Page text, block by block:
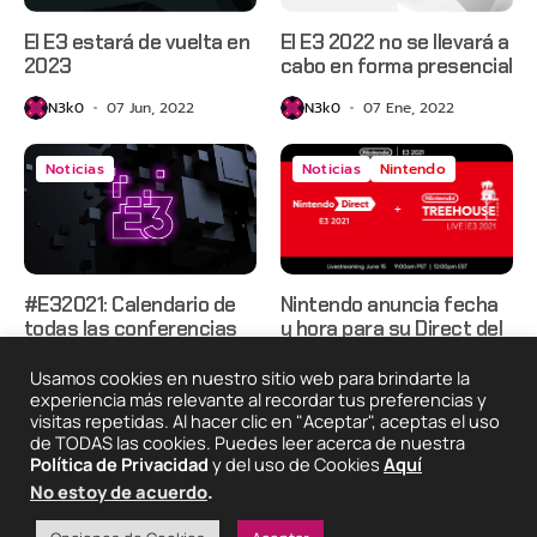
El E3 estará de vuelta en
2023
N3k0 07 Jun, 2022
El E3 2022 no se llevará a
cabo en forma presencial
N3k0 07 Ene, 2022
Noticias
#E32021: Calendario de
todas las conferencias
N3k0 07 Jun, 2021
Noticias Nintendo
Nintendo anuncia fecha
y hora para su Direct del
N3k0 02 Jun, 2021
2025 © Degeneraciónx.com | Anime, Games & Nothing
Quiénes
Condiciones De Políticas De
Usamos cookies en nuestro sitio web para brindarte la
experiencia más relevante al recordar tus preferencias y
visitas repetidas. Al hacer clic en "Aceptar", aceptas el uso
de TODAS las cookies. Puedes leer acerca de nuestra
Política de Privacidad y del uso de Cookies Aquí
No estoy de acuerdo.